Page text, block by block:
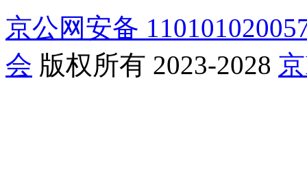
京公网安备
会 版权所有 2023-2028